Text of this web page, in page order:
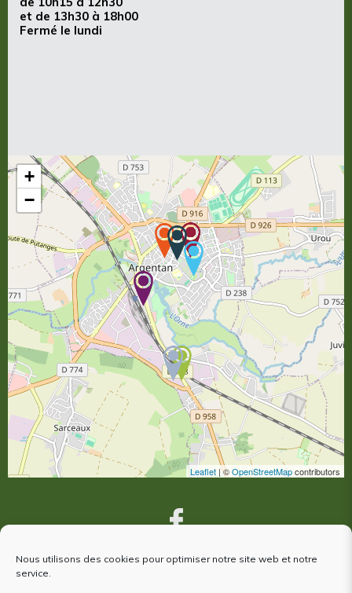
Nous utilisons des cookies pour optimiser notre site web et notre
service.
et de 13h30 à 18h00
Fermé le lundi
+
−
Leaflet | ©OpenStreetMapcontributors